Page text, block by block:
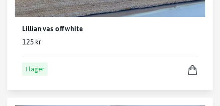
Lillian vas offwhite
125 kr
I lager